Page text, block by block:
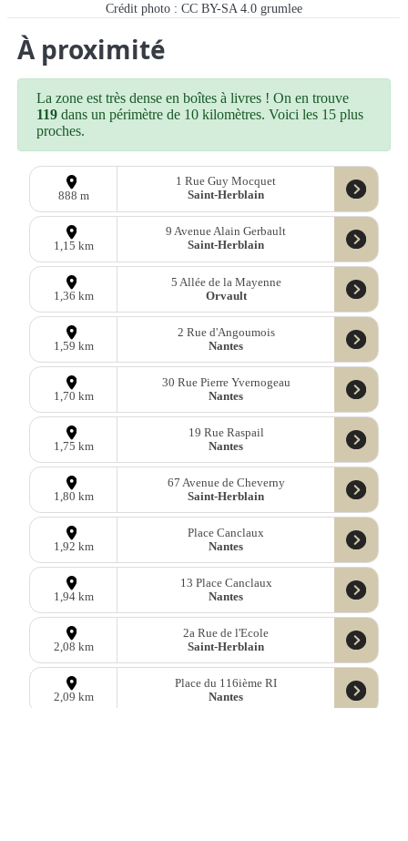
Crédit photo : CC BY-SA 4.0 grumlee
À proximité
La zone est très dense en boîtes à livres ! On en trouve
119 dans un périmètre de 10 kilomètres. Voici les 15 plus
proches.
888 m
1 Rue Guy Mocquet
Saint-Herblain
1,15 km
9 Avenue Alain Gerbault
Saint-Herblain
1,36 km
5 Allée de la Mayenne
Orvault
1,59 km
2 Rue d'Angoumois
Nantes
1,70 km
30 Rue Pierre Yvernogeau
Nantes
1,75 km
19 Rue Raspail
Nantes
1,80 km
67 Avenue de Cheverny
Saint-Herblain
1,92 km
Place Canclaux
Nantes
1,94 km
13 Place Canclaux
Nantes
2,08 km
2a Rue de l'Ecole
Saint-Herblain
2,09 km
Place du 116ième RI
Nantes